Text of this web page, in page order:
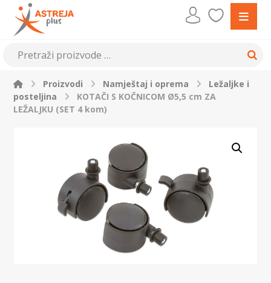
Proizvodi Namještaj i oprema
Ležaljke i
posteljina
KOTAČI S KOČNICOM Ø5,5 cm ZA
LEŽALJKU (SET 4 kom)